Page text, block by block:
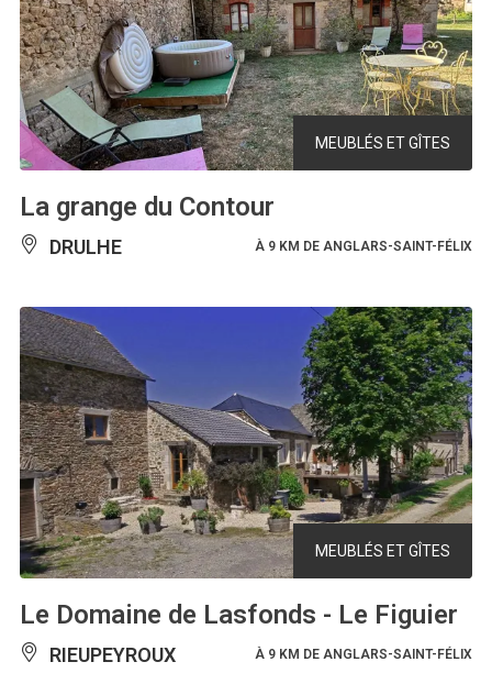
MEUBLÉS ET GÎTES
La grange du Contour
DRULHE À 9 KM DE ANGLARS-SAINT-FÉLIX
MEUBLÉS ET GÎTES
Le Domaine de Lasfonds - Le Figuier
RIEUPEYROUX À 9 KM DE ANGLARS-SAINT-FÉLIX